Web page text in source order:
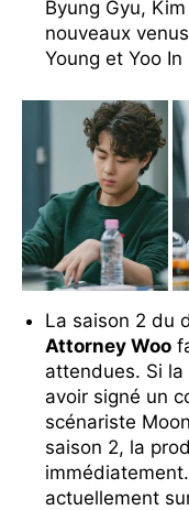
Byung Gyu,
nouveaux
Young et Yoo In
La saison 2 du
Attorney Woo
attendues. Si la
avoir signé un
scénariste
saison 2, la
actuellement